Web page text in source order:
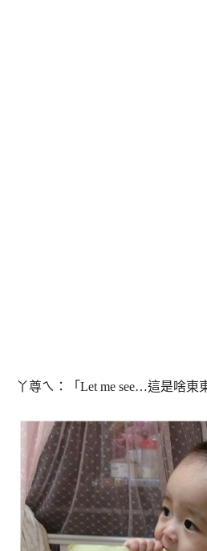
丫尊ㄟ：「Let me see…這是啥東